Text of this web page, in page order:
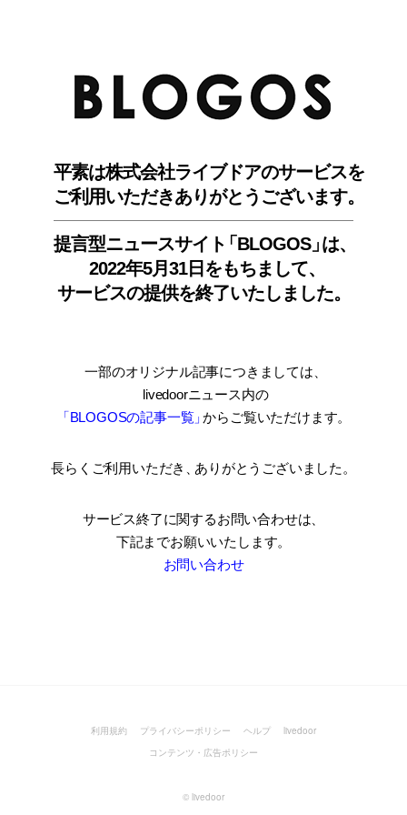
平素は株式会社ライブドアのサービスを
ご利用いただきありがとうございます。
提言型ニュースサイ ト「BLOGOS」は、
2022年5月31日をもちまして、
サービスの提供を終了いたしました。
一部のオリジナル記事につきましては
livedoorニュース内の
「BLOGOSの記事一覧」からご覧いただけます。
長らくご利用いただき ありがとうございました。
サービス終了に関するお問い合わせは、
下記までお願いいたします。
お問い合わせ
利用規約 プライバシーポリシー ヘルプ
livedoor
コンテンツ・広告ポリシー
© livedoor